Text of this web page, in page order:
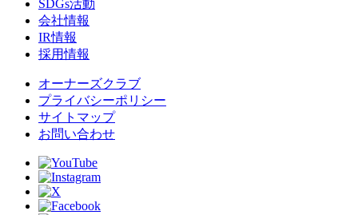
SDGs活動
会社情報
IR情報
採用情報
オーナーズクラブ
プライバシーポリシー
サイトマップ
お問い合わせ